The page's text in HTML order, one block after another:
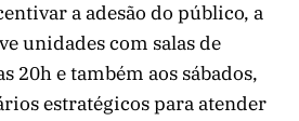
a adesão do público, a
unidades com salas de
20h e também aos sábados,
estratégicos para atender